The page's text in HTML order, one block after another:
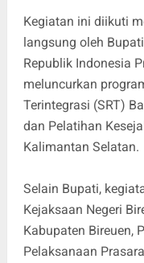
Kegiatan ini diikuti
langsung oleh
Republik Indonesia
meluncurkan
Terintegrasi (SRT)
dan Pelatihan
Kalimantan Selatan.
Selain Bupati,
Kejaksaan Negeri
Kabupaten Bireuen,
Pelaksanaan